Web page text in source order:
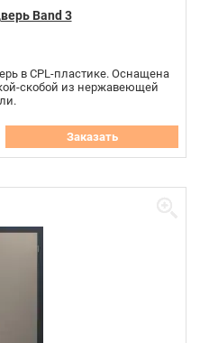
Band 3
в CPL-пластике. Оснащена
скобой из нержавеющей
Заказать